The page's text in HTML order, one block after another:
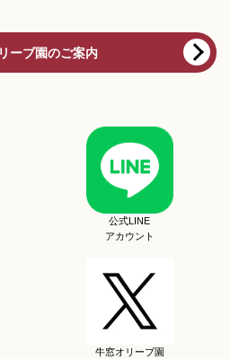
ーブ園のご案内
公式LINE
アカウント
牛窓オリーブ園